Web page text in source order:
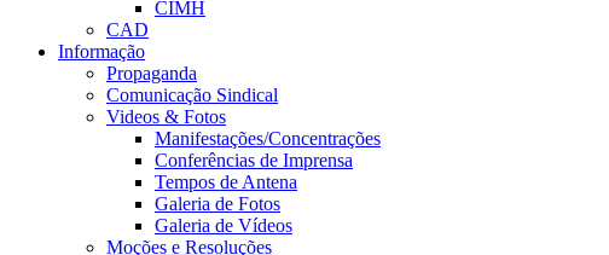
CIMH
CAD
Informação
Propaganda
Comunicação Sindical
Videos & Fotos
Manifestações/Concentrações
Conferências de Imprensa
Tempos de Antena
Galeria de Fotos
Galeria de Vídeos
Moções e Resoluções